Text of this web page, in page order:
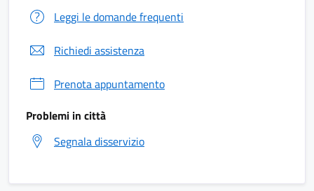
Leggi le domande frequenti
Richiedi assistenza
Prenota appuntamento
Problemi in città
Segnala disservizio